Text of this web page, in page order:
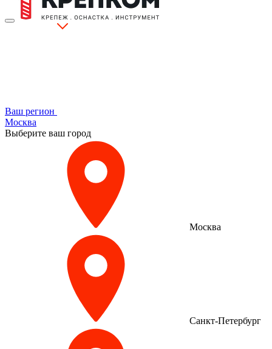
Ваш регион
Москва
Выберите ваш город
Москва
Санкт-Петербург